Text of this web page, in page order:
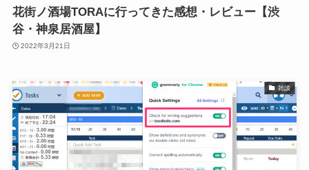
花街ノ酒場TORAに行ってきた感想・レビュー【渋
谷・神泉居酒屋】
2022年3月21日
雑談